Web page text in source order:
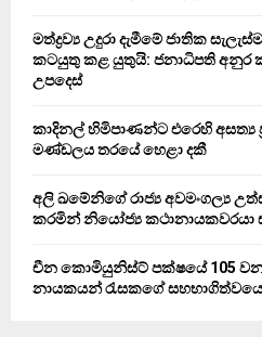
මත්ද්‍රව්‍ය උදුරා දැමීමේ ජාතික
කටයුතු කළ යුතුයි: ජනාධිපති අනුර
උපදෙස්
කාදිනල් හිමිපාණන්ට එරෙහි අසත්‍ය
මණ්ඩලය තරයේ හෙළා දකී
අලි ඛමේනිගේ රාජ්‍ය අවමංගල්‍ය
කරමින් නියෝජ්‍ය කථානායකවරයා
චීන කොමියුනිස්ට් පක්ෂයේ 105 වන
නායකයන් රැසකගේ